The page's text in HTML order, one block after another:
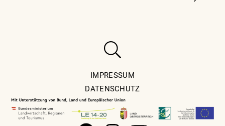
IMPRESSUM
DATENSCHUTZ